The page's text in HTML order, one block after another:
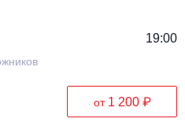
19:00
от 1 200 ₽